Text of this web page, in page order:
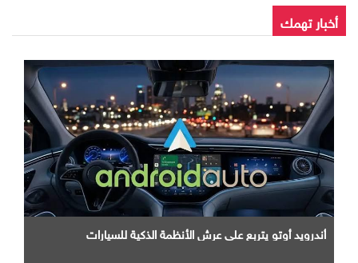
أخبار تهمك
أندرويد أوتو يتربع علي عرش الأنظمة الذكية للسيارات